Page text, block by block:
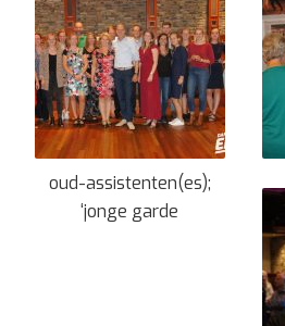
oud-assistenten(es);
‘jonge garde